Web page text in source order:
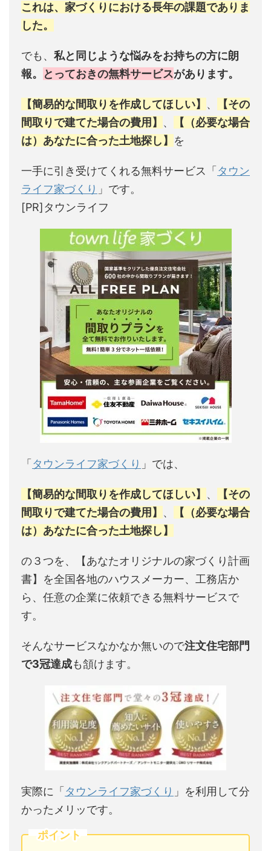
これは、家づくりにおける長年の課題でありま
した。
でも、 私と同じような悩みをお持ちの方に朗
報。
とっておきの無料サービスがあります。
【簡易的な間取りを作成してほしい】 、
【その
間取りで建てた場合の費用】 、
【（必要な場合
は）あなたに合った土地探し】 を
一手に引き受けてくれる無料サービス「 タウン
ライフ家づくり 」です。
[PR]タウンライフ
「 タウンライフ家づくり 」では、
【簡易的な間取りを作成してほしい】 、
【その
間取りで建てた場合の費用】 、
【（必要な場合
は）あなたに合った土地探し】
の３つを、【あなたオリジナルの家づくり計画
書】を全国各地のハウスメーカー、工務店か
ら、任意の企業に依頼できる無料サービスで
す。
そんなサービスなかなか無いので注文住宅部門
で3冠達成も頷けます。
実際に「 タウンライフ家づくり 」を利用して分
かったメリッです。
ポイント